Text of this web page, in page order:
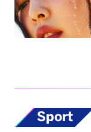
Sport